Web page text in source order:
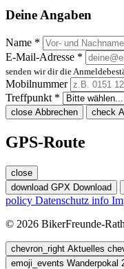
Deine Angaben
Name *
E-Mail-Adresse *
senden wir dir die
Mobilnummer
Treffpunkt *
close Abbrechen check
GPS-Route
close
download GPX Download
policy Datenschutz info
© 2026 BikerFreunde-
chevron_right Aktuelles
emoji_events Wanderpokal